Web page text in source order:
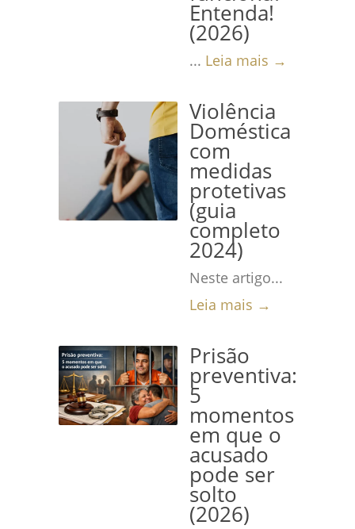
Entenda!
(2026)
... Leia mais →
Violência
Doméstica
com
medidas
protetivas
(guia
completo
2024)
Neste artigo...
Leia mais →
Prisão
preventiva:
5
momentos
em que o
acusado
pode ser
solto
(2026)